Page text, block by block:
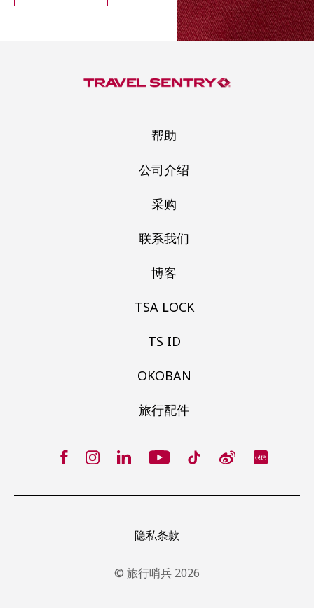
帮助
公司介绍
采购
联系我们
博客
TSA LOCK
TS ID
OKOBAN
旅行配件
隐私条款
© 旅行哨兵 2026